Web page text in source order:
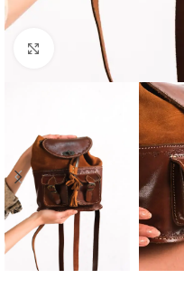
Büyütmek için tıklayın